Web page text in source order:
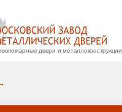
двери и металлоконструкции